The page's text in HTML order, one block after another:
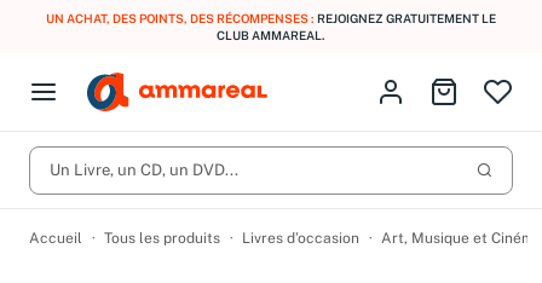
UN ACHAT, DES POINTS, DES RÉCOMPENSES : REJOIGNEZ GRATUITEMENT LE
CLUB AMMAREAL.
Open menu
Fermer le menu
CD d'occasion
Produits Catégories
Identifiez-vous
Aller au
Un Livre, un CD, un DVD...
Accueil Tous les produits Livres d’occasion Art, Musique et Cinéma